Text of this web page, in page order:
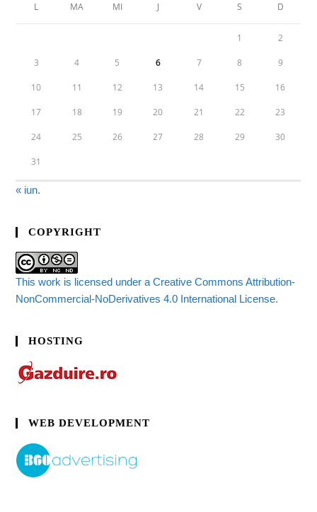
L MA MI J V S D
1 2
3 4 5 6 7 8 9
10 11 12 13 14 15 16
17 18 19 20 21 22 23
24 25 26 27 28 29 30
31
« iun.
COPYRIGHT
This work is licensed under a Creative Commons Attribution-
NonCommercial-NoDerivatives 4.0 International License.
HOSTING
WEB DEVELOPMENT